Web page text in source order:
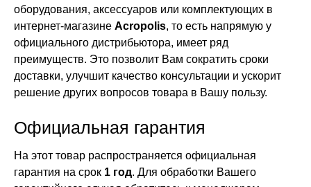
оборудования, аксессуаров или комплектующих в
интернет-магазине Acropolis, то есть напрямую у
официального дистрибьютора, имеет ряд
преимуществ. Это позволит Вам сократить сроки
доставки, улучшит качество консультации и ускорит
решение других вопросов товара в Вашу пользу.
Официальная гарантия
На этот товар распространяется официальная
гарантия на срок 1 год. Для обработки Вашего